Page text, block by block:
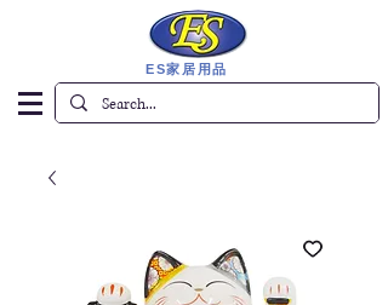
ES家居用品